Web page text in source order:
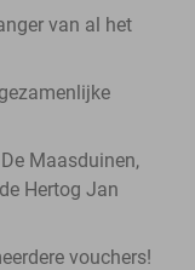
van al het
Maasduinen,
Hertog Jan
vouchers!